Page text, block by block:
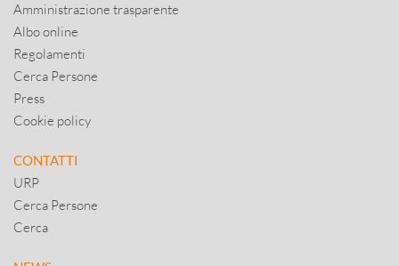
Amministrazione trasparente
Albo online
Regolamenti
Cerca Persone
Press
Cookie policy
CONTATTI
URP
Cerca Persone
Cerca